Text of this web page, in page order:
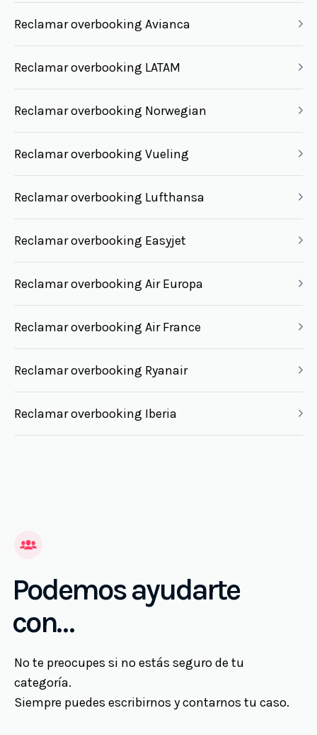
Reclamar overbooking Avianca
Reclamar overbooking LATAM
Reclamar overbooking Norwegian
Reclamar overbooking Vueling
Reclamar overbooking Lufthansa
Reclamar overbooking Easyjet
Reclamar overbooking Air Europa
Reclamar overbooking Air France
Reclamar overbooking Ryanair
Reclamar overbooking Iberia
Podemos ayudarte
con…
No te preocupes si no estás seguro de tu
categoría.
Siempre puedes escribirnos y contarnos tu caso.